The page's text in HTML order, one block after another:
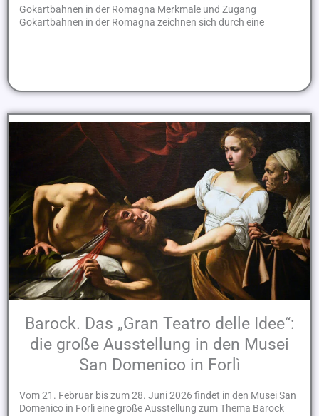
Gokartbahnen in der Romagna Merkmale und Zugang
Gokartbahnen in der Romagna zeichnen sich durch eine
Barock. Das „Gran Teatro delle Idee“:
die große Ausstellung in den Musei
San Domenico in Forlì
Vom 21. Februar bis zum 28. Juni 2026 findet in den Musei San
Domenico in Forlì eine große Ausstellung zum Thema Barock